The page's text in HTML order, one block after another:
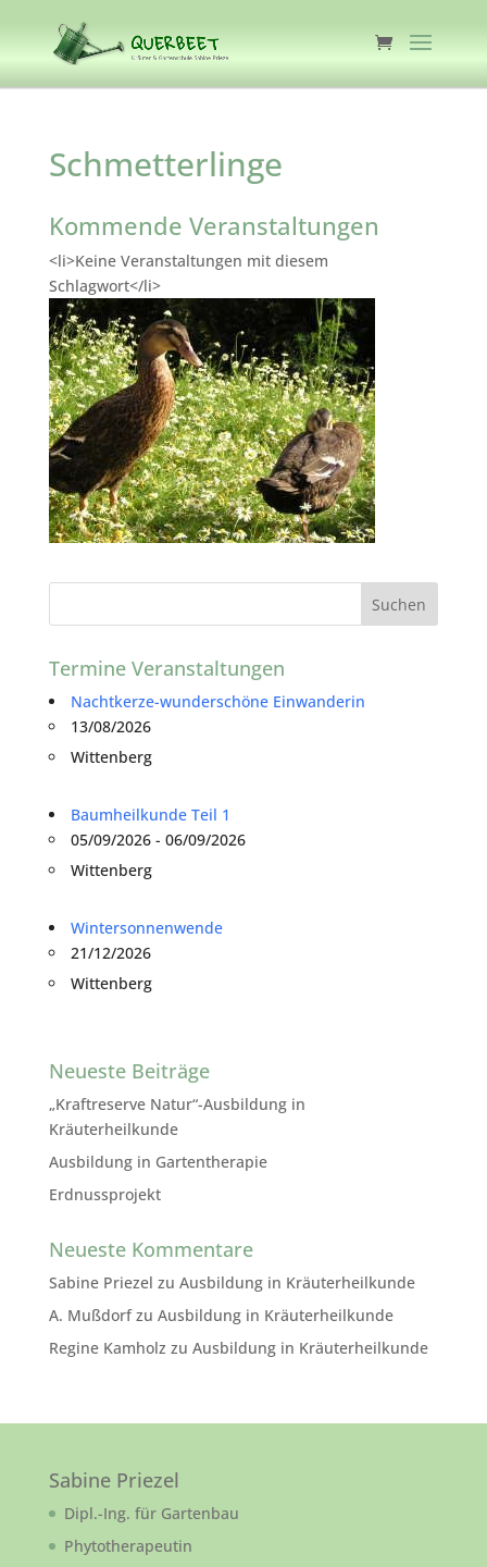
Schmetterlinge
Kommende Veranstaltungen
<li>Keine Veranstaltungen mit diesem
Schlagwort</li>
Termine Veranstaltungen
Nachtkerze-wunderschöne Einwanderin
13/08/2026
Wittenberg
Baumheilkunde Teil 1
05/09/2026 - 06/09/2026
Wittenberg
Wintersonnenwende
21/12/2026
Wittenberg
Neueste Beiträge
„Kraftreserve Natur“-Ausbildung in
Kräuterheilkunde
Ausbildung in Gartentherapie
Erdnussprojekt
Neueste Kommentare
Sabine Priezel zu Ausbildung in Kräuterheilkunde
A. Mußdorfzu Ausbildung in Kräuterheilkunde
Regine Kamholz zu Ausbildung in Kräuterheilkunde
Sabine Priezel
Dipl.-Ing. für Gartenbau
Phytotherapeutin